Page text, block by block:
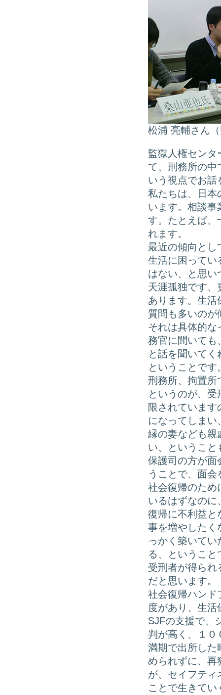
松浦 亮輔さん
監獄人権センタ
て、刑務所の中
いう視点でお話
私たちは、日本
います。相談事
す。たとえば、
れます。
最近の傾向とし
生活に困ってい
はない、と思い
天涯孤独です、
あります。生活
質問も多いのが
それは具体的な
務官に聞いても
と話を聞いて
ということです
刑務所、拘置所
というのが、
限されていま
になってしま
縁の妻なども親
い、ということ
保護司の方が面
うことで、面
社会復帰のため
いるはずなのに
復帰に不利益と
事を増やしたく
っかく築いて
る、ということ
受刑者が得られ
だと思います。
社会復帰ハンド
度があり、生
SJFの支援で、
判が高く、１０
満期で出所した
められずに、再
が、セイフティ
ことで生きて